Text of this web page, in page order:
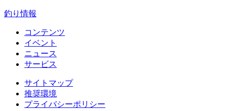
釣り情報
コンテンツ
イベント
ニュース
サービス
サイトマップ
推奨環境
プライバシーポリシー